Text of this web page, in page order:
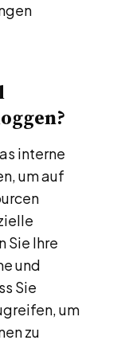
interne
um auf
Sie Ihre
und
Sie
um
zu